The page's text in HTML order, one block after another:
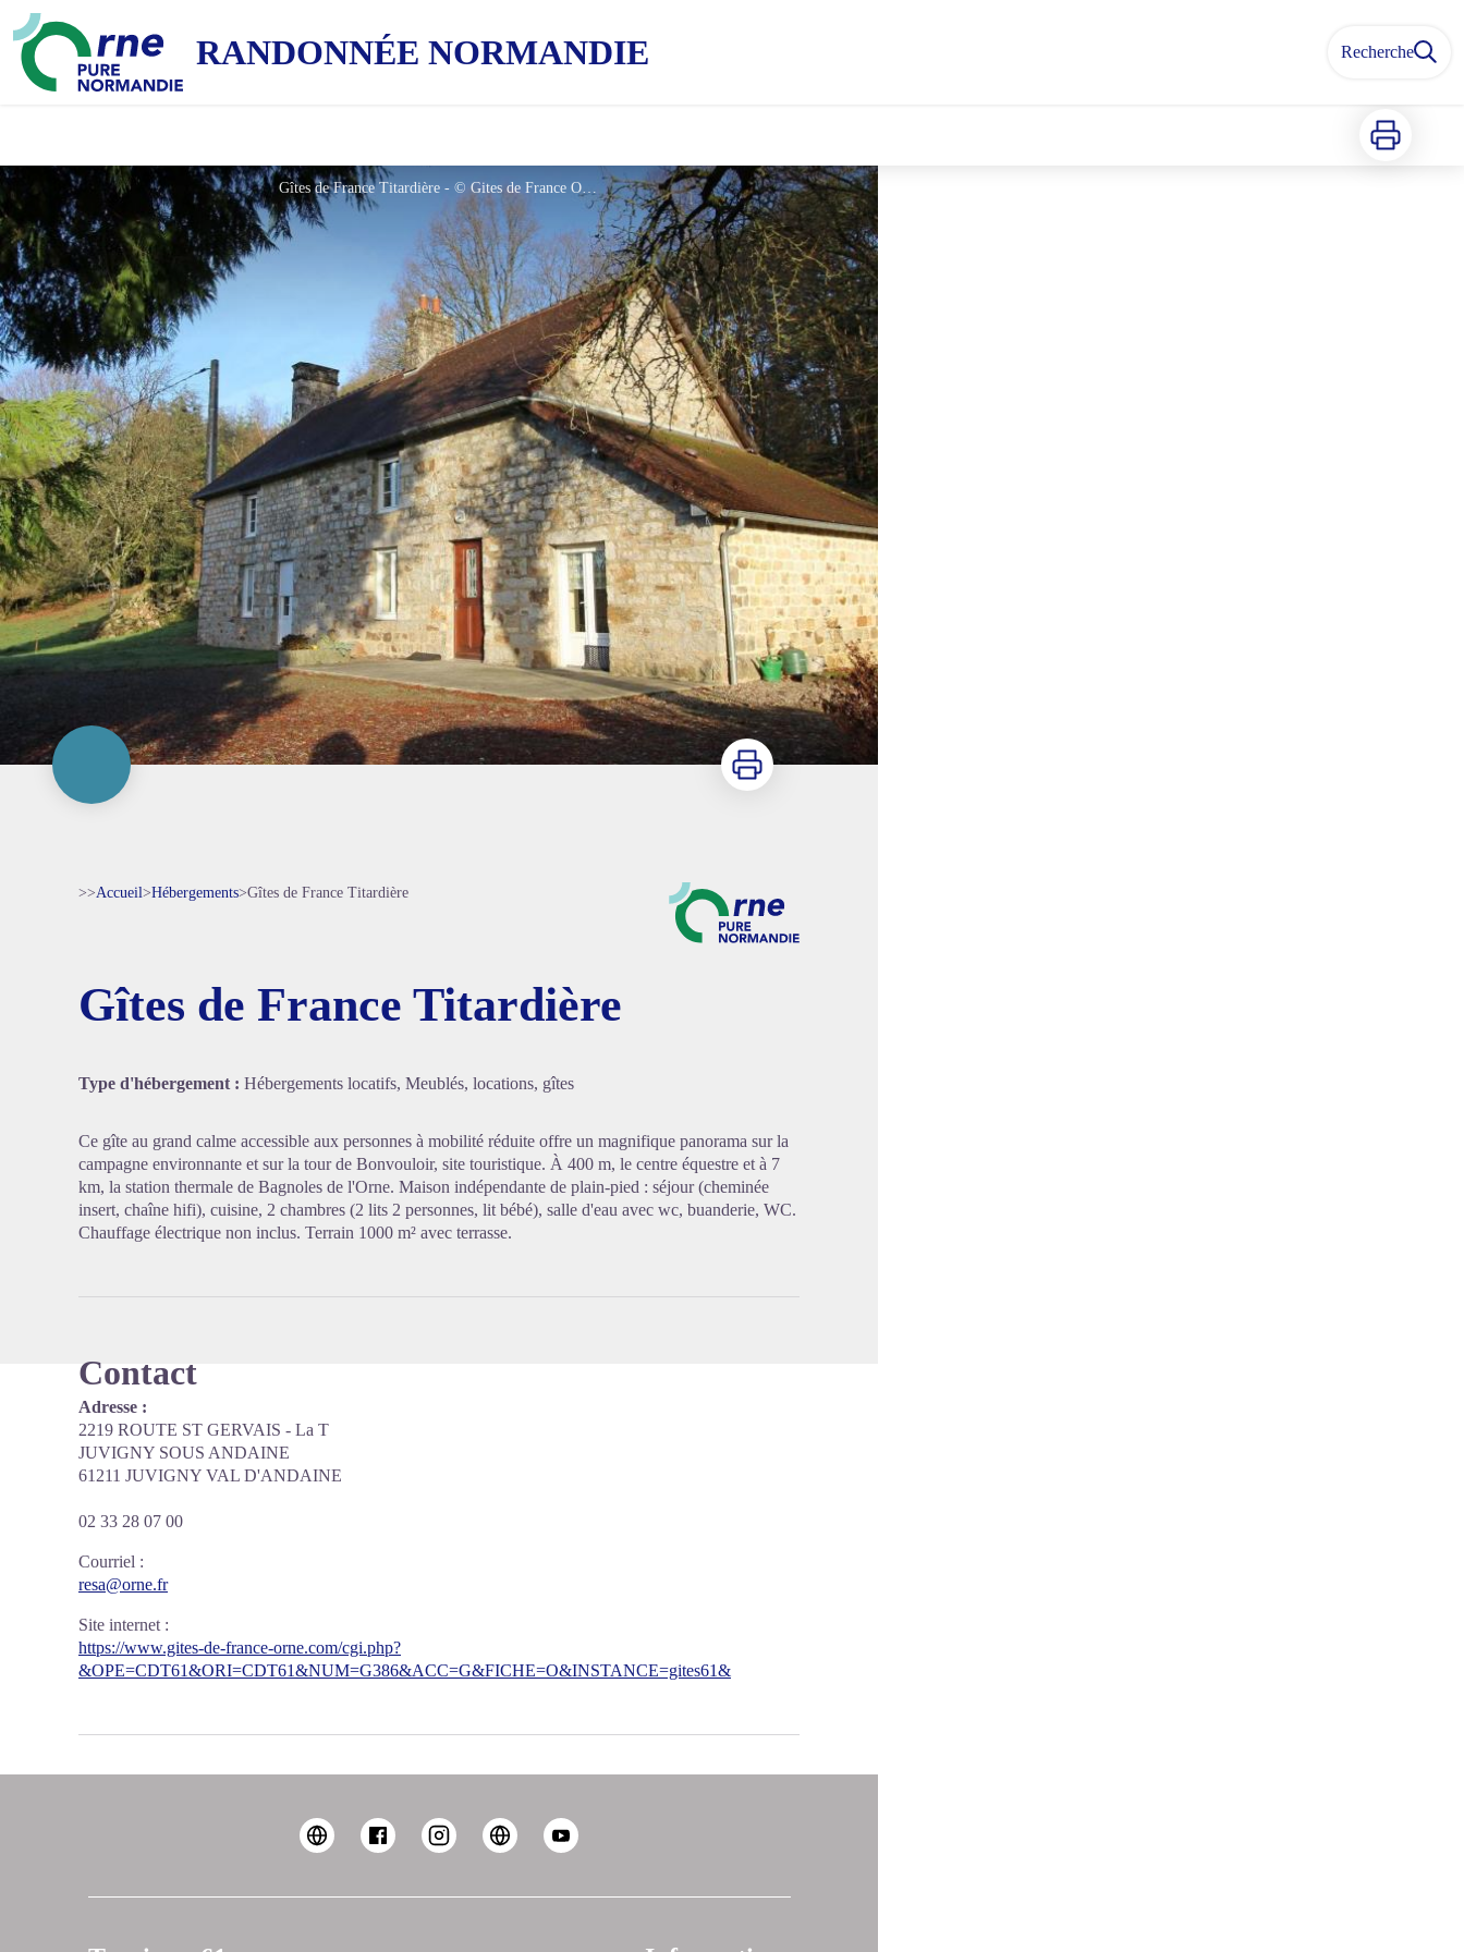
RANDONNÉE NORMANDIE Recherche
Imprimer
Gîtes de France Titardière - © Gites de France Orne
Voir l'image en plein écran
Imprimer
>>Accueil>Hébergements>Gîtes de France Titardière
Gîtes de France Titardière
Type d'hébergement : Hébergements locatifs, Meublés, locations, gîtes
Ce gîte au grand calme accessible aux personnes à mobilité réduite offre un magnifique panorama sur la
campagne environnante et sur la tour de Bonvouloir, site touristique. À 400 m, le centre équestre et à 7
km, la station thermale de Bagnoles de l'Orne. Maison indépendante de plain-pied : séjour (cheminée
insert, chaîne hifi), cuisine, 2 chambres (2 lits 2 personnes, lit bébé), salle d'eau avec wc, buanderie, WC.
Chauffage électrique non inclus. Terrain 1000 m² avec terrasse.
Contact
Adresse :
2219 ROUTE ST GERVAIS - La T
JUVIGNY SOUS ANDAINE
61211 JUVIGNY VAL D'ANDAINE
02 33 28 07 00
Courriel :
resa@orne.fr
Site internet :
https://www.gites-de-france-orne.com/cgi.php?
&OPE=CDT61&ORI=CDT61&NUM=G386&ACC=G&FICHE=O&INSTANCE=gites61&